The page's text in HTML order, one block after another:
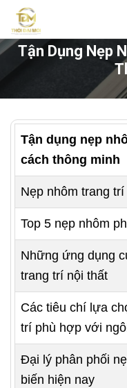
Tận Dụng Nẹp
Tận dụng nẹp
cách thông minh
Nẹp nhôm trang
Top 5 nẹp nhôm
Những ứng dụng
trang trí nội thất
Các tiêu chí lựa
trí phù hợp với
Đại lý phân phối
biến hiện nay